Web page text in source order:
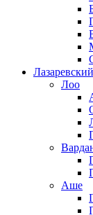
Лоо
Аше